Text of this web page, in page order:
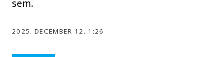
sem.
2025. DECEMBER 12. 1:26